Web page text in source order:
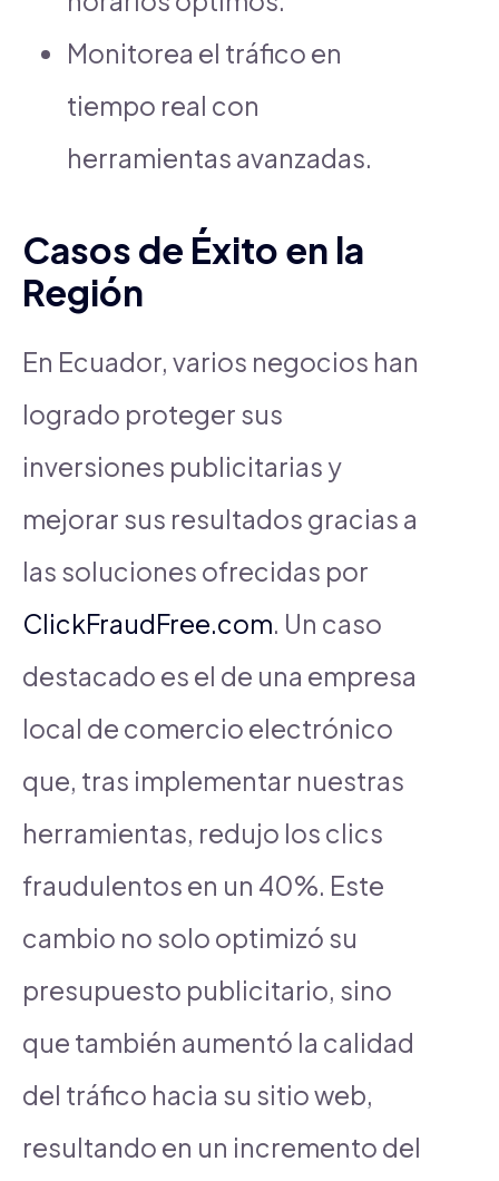
Monitorea el tráfico en
tiempo real con
herramientas avanzadas.
Casos de Éxito en la
Región
En Ecuador, varios negocios han
logrado proteger sus
inversiones publicitarias y
mejorar sus resultados gracias a
las soluciones ofrecidas por
ClickFraudFree.com. Un caso
destacado es el de una empresa
local de comercio electrónico
que, tras implementar nuestras
herramientas, redujo los clics
fraudulentos en un 40%. Este
cambio no solo optimizó su
presupuesto publicitario, sino
que también aumentó la calidad
del tráfico hacia su sitio web,
resultando en un incremento del